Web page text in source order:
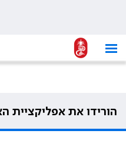
הורידו את אפליקציית